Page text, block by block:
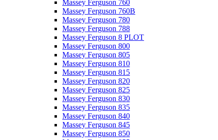
Massey Ferguson 760
Massey Ferguson 760B
Massey Ferguson 780
Massey Ferguson 788
Massey Ferguson 8 PLOT
Massey Ferguson 800
Massey Ferguson 805
Massey Ferguson 810
Massey Ferguson 815
Massey Ferguson 820
Massey Ferguson 825
Massey Ferguson 830
Massey Ferguson 835
Massey Ferguson 840
Massey Ferguson 845
Massey Ferguson 850